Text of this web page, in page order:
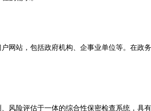
网站，包括政府机构、企事业单位等。在
险评估于一体的综合性保密检查系统，具